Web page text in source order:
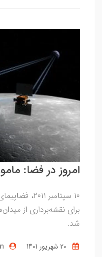
امروز در فضا:
برای نقشه‌برداری از
شد.